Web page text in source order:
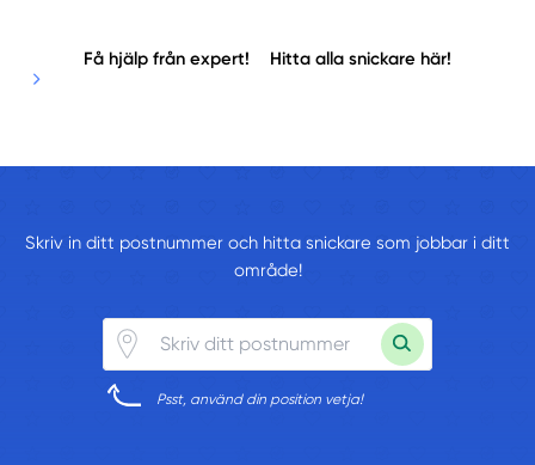
Få hjälp från expert! Hitta alla snickare här!
Skriv in ditt postnummer och hitta snickare som jobbar i ditt
område!
Psst, använd din position vetja!